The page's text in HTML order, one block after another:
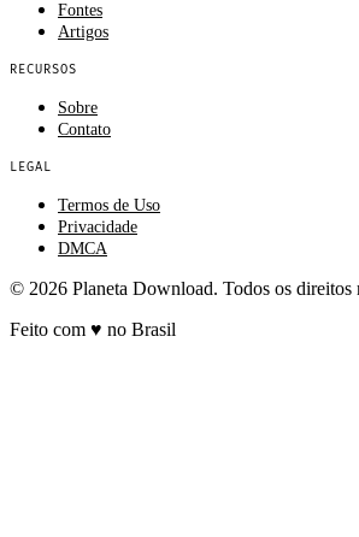
Fontes
Artigos
RECURSOS
Sobre
Contato
LEGAL
Termos de Uso
Privacidade
DMCA
© 2026 Planeta Download. Todos os direitos
Feito com ♥ no Brasil